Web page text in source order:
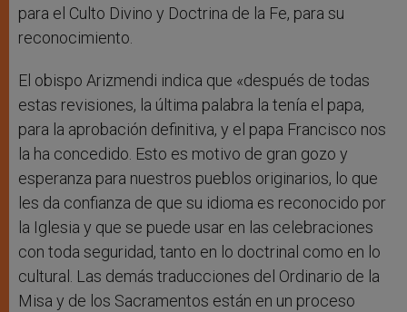
para el Culto Divino y Doctrina de la Fe, para su
reconocimiento.
El obispo Arizmendi indica que «después de todas
estas revisiones, la última palabra la tenía el papa,
para la aprobación definitiva, y el papa Francisco nos
la ha concedido. Esto es motivo de gran gozo y
esperanza para nuestros pueblos originarios, lo que
les da confianza de que su idioma es reconocido por
la Iglesia y que se puede usar en las celebraciones
con toda seguridad, tanto en lo doctrinal como en lo
cultural. Las demás traducciones del Ordinario de la
Misa y de los Sacramentos están en un proceso